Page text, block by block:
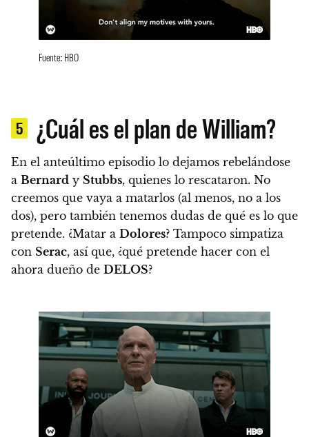
Fuente: HBO
5 ¿Cuál es el plan de William?
En el anteúltimo episodio lo dejamos rebelándose
a Bernard y Stubbs, quienes lo rescataron. No
creemos que vaya a matarlos (al menos, no a los
dos), pero también tenemos dudas de qué es lo que
pretende. ¿Matar a Dolores? Tampoco simpatiza
con Serac, así que, ¿qué pretende hacer con el
ahora dueño de DELOS?